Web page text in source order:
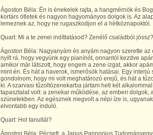
Ágoston Béla: Én is énekelek rajta, a hangmérnök és
kortárs ötletek és nagyon hagyományos dolgok is. Az
lemeznek az, hogy ne rugaszkodjon el a hétköznapoktól.
Quart: Mi a te zenei indíttatásod? Zenélő családból jössz?
Ágoston Béla: Nagyanyám és anyám nagyon szerette az
nyílt rá, hogy vegyünk egy pianínót, onnantól kezdve
amikor már látszott, hogy engem a zene izgat, akkor
mint én. És hát a haverok, ismerősök hatásai. Egy interjú
gondolnom, hogy mi volt meghatározó erejű, és hát a
ki. A szarvasi tűzoltózenekarba jártam heti két
tapasztalat volt: a zenekar működése, az emberi dolgok,
szünetekben. Az egésznek megvolt a népi íze is,
elvontabb egy induló.
Quart: Hol tanultál?
Ágoston Béla: Pécsett, a Janus Pannonius